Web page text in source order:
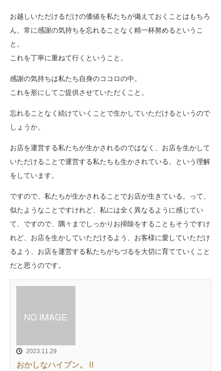
お越しいただけるだけの価値を私たちが備えておくことはもちろ
ん、常に感謝の気持ちを忘れることなく精一杯努めるというこ
と。
これを丁寧に重ねて行くということ。
感謝の気持ちは私たち自身のココロの中。
これを形にしてご提供させていただくこと。
忘れることなく続けていくことで生かしていただけるというので
しょうか。
お店を運営する私たちが生かされるのではなく、お店を生かして
いただけることで運営する私たちも生かされている。という理解
をしています。
ですので、私たちが生かされることでお店が生きている。って、
似たようなことですけれど、私には全く異なるように感じてい
て、ですので、隅々までしっかりお掃除をすることもそうですけ
れど、お店を生かしていただけるよう、お客様に愛していただけ
るよう、お店を運営する私たちがちづるを大切に育てていくこと
だと思うのです。
2023.11.29
おかしなハイブン。Ⅱ